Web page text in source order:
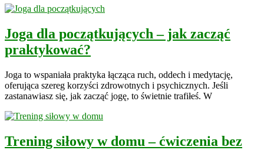
Joga dla początkujących – jak zacząć
praktykować?
Joga to wspaniała praktyka łącząca ruch, oddech i medytację,
oferująca szereg korzyści zdrowotnych i psychicznych. Jeśli
zastanawiasz się, jak zacząć jogę, to świetnie trafiłeś. W
Trening siłowy w domu – ćwiczenia bez